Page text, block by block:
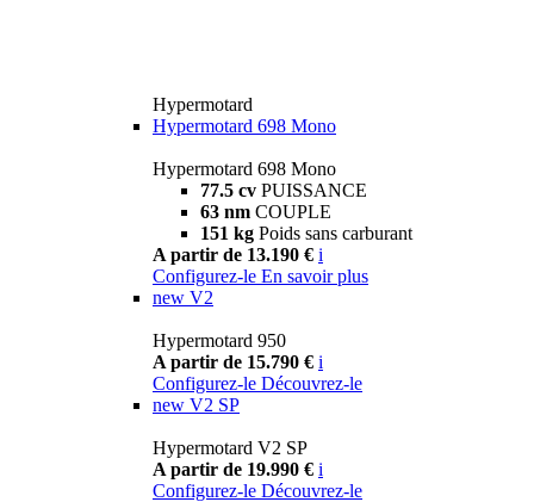
Hypermotard
Hypermotard 698 Mono
Hypermotard 698 Mono
77.5 cv PUISSANCE
63 nm COUPLE
151 kg Poids sans carburant
A partir de 13.190 € i
Configurez-le En savoir plus
new V2
Hypermotard 950
A partir de 15.790 € i
Configurez-le Découvrez-le
new V2 SP
Hypermotard V2 SP
A partir de 19.990 € i
Configurez-le Découvrez-le